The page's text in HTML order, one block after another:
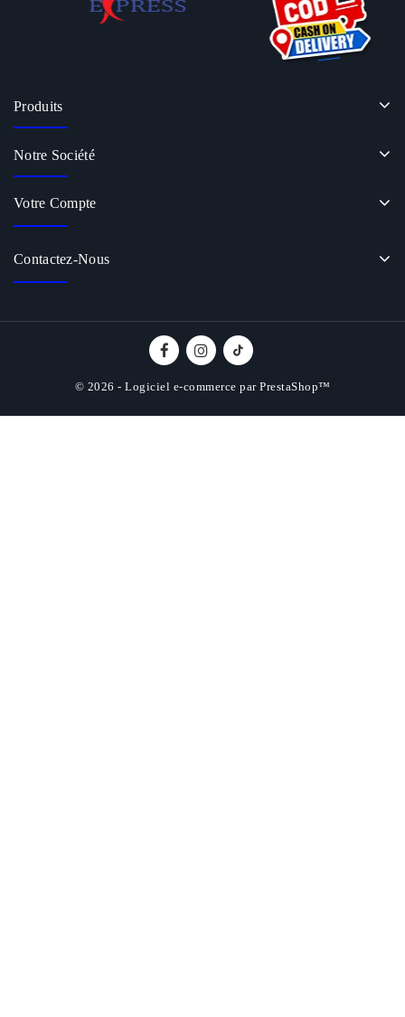
Produits
Notre Société
Votre Compte
Contactez-Nous
© 2026 - Logiciel e-commerce par PrestaShop™